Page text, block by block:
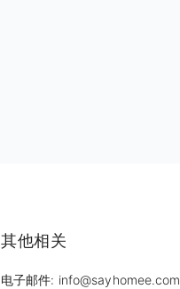
其他相关
电子邮件: info@sayhomee.com